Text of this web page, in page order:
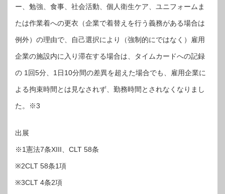
ー、勉強、食事、社会活動、個人衛生ケア、ユニフォームま
たは作業着への更衣（企業で着替えを行う義務がある場合は
例外）の理由で、自己選択により（強制的にではなく）雇用
企業の施設内に入り滞在する場合は、タイムカードへの記録
の 1回5分、1日10分間の差異を超えた場合でも、雇用企業に
よる拘束時間とは見なされず、勤務時間とされなくなりまし
た。※3
出展
※1憲法7条XIII、CLT 58条
※2CLT 58条1項
※3CLT 4条2項